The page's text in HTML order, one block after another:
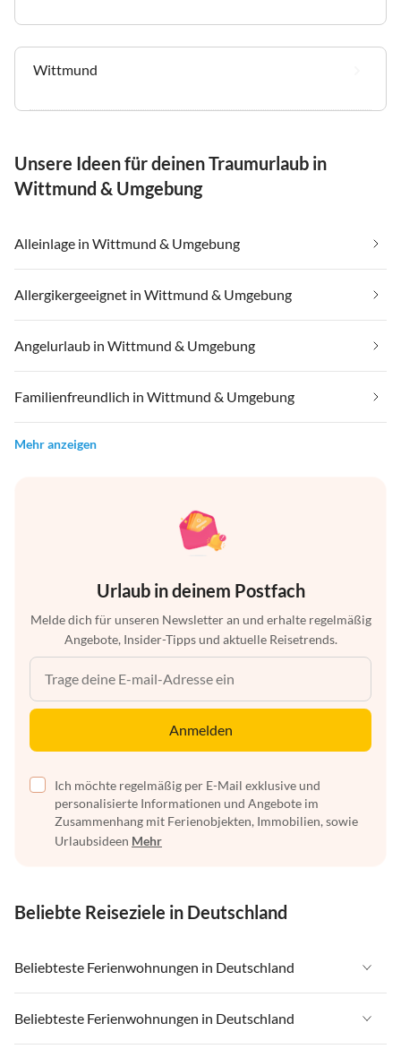
Wittmund
Unsere Ideen für deinen Traumurlaub in
Wittmund & Umgebung
Alleinlage in Wittmund & Umgebung
Allergikergeeignet in Wittmund & Umgebung
Angelurlaub in Wittmund & Umgebung
Familienfreundlich in Wittmund & Umgebung
Mehr anzeigen
Urlaub in deinem Postfach
Melde dich für unseren Newsletter an und erhalte regelmäßig
Angebote, Insider-Tipps und aktuelle Reisetrends.
Anmelden
Ich möchte regelmäßig per E-Mail exklusive und
personalisierte Informationen und Angebote im
Zusammenhang mit Ferienobjekten, Immobilien, sowie
Urlaubsideen Mehr
Beliebte Reiseziele in Deutschland
Beliebteste Ferienwohnungen in Deutschland
Ferienwohnungen in Deutschland
Beliebteste Ferienwohnungen in Deutschland